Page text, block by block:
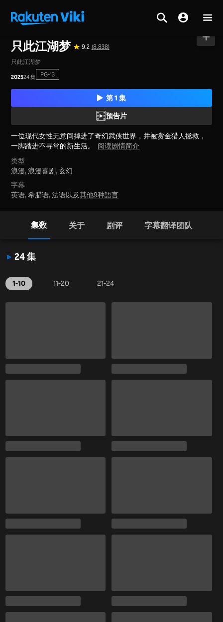
只此江湖梦 9.2 (8,838)
只此江湖梦
202524 集 PG-13
第 1 集
预告片
一位现代女性无意间掉进了奇幻武侠世界，并被赏金猎人拯救，
一脚踏进不寻常的新生活。
阅读剧情简介
类型
浪漫,浪漫喜剧,玄幻
字幕
英语, 希腊语, 法语以及其他9种語言
集数 关于 剧评 字幕翻译团队
24 集
1-10 11-20 21-24